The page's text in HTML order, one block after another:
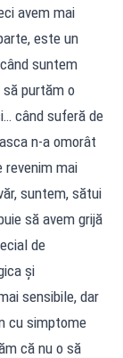
avem mai
este un
suntem
purtăm o
când suferă de
n-a omorât
revenim mai
suntem, sătui
să avem grijă
de
și
sensibile, dar
cu simptome
că nu o să